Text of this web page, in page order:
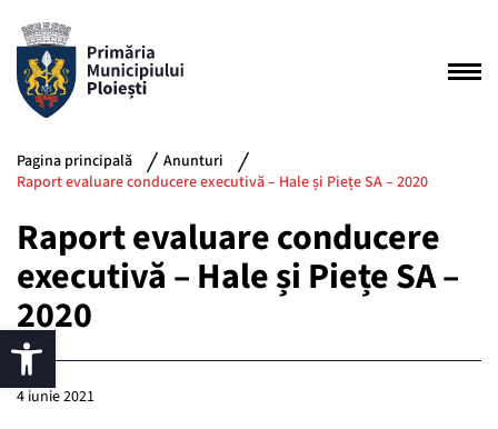
Pagina principală
Anunturi
Raport evaluare conducere executivă – Hale și Piețe SA – 2020
Raport evaluare conducere
executivă – Hale și Piețe SA –
2020
4 iunie 2021